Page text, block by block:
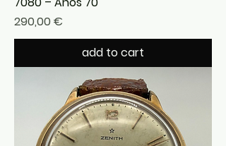
Precio
290,00 €
add to cart